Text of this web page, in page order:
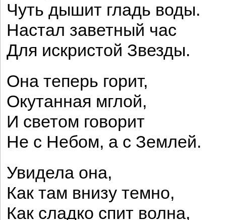
Чуть дышит гладь воды.
Настал заветный час
Для искристой Звезды.
Она теперь горит,
Окутанная мглой,
И светом говорит
Не с Небом, а с Землей.
Увидела она,
Как там внизу темно,
Как сладко спит волна,